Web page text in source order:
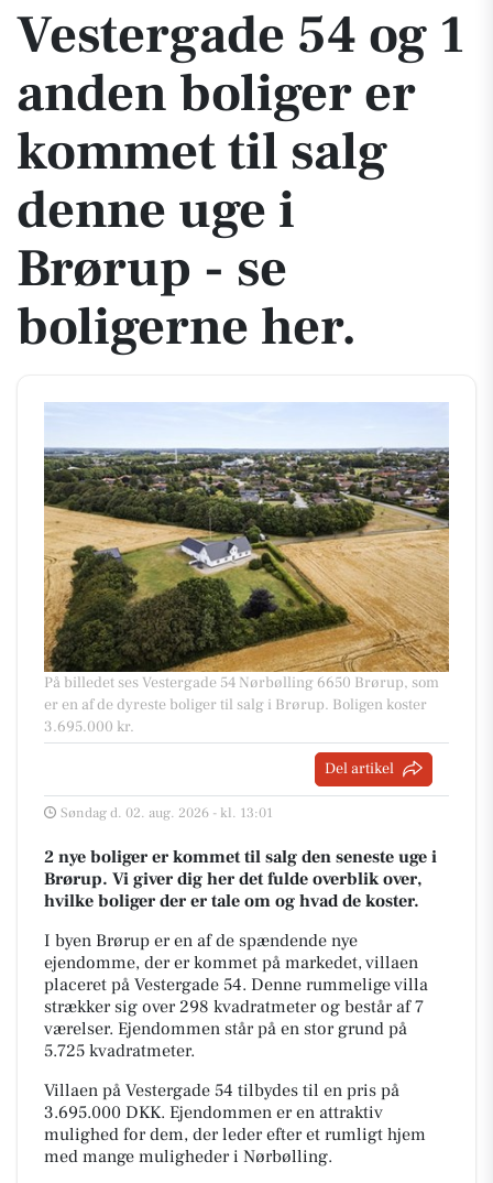
Vestergade 54 og 1
anden boliger er
kommet til salg
denne uge i
Brørup - se
boligerne her.
På billedet ses Vestergade 54 Nørbølling 6650 Brørup, som
er en af de dyreste boliger til salg i Brørup. Boligen koster
3.695.000 kr.
Del artikel
Søndag d. 02. aug. 2026 - kl. 13:01
2 nye boliger er kommet til salg den seneste uge i
Brørup. Vi giver dig her det fulde overblik over,
hvilke boliger der er tale om og hvad de koster.
I byen Brørup er en af de spændende nye
ejendomme, der er kommet på markedet, villaen
placeret på Vestergade 54. Denne rummelige villa
strækker sig over 298 kvadratmeter og består af 7
værelser. Ejendommen står på en stor grund på
5.725 kvadratmeter.
Villaen på Vestergade 54 tilbydes til en pris på
3.695.000 DKK. Ejendommen er en attraktiv
mulighed for dem, der leder efter et rumligt hjem
med mange muligheder i Nørbølling.